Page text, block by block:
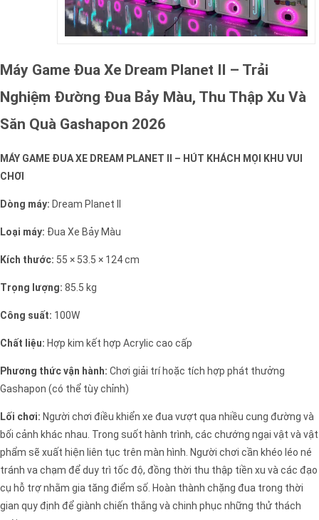
Máy Game Đua Xe Dream Planet II – Trải
Nghiệm Đường Đua Bảy Màu, Thu Thập Xu Và
Săn Quà Gashapon 2026
MÁY GAME ĐUA XE DREAM PLANET II – HÚT KHÁCH MỌI KHU VUI
CHƠI
Dòng máy: Dream Planet II
Loại máy: Đua Xe Bảy Màu
Kích thước: 55 × 53.5 × 124 cm
Trọng lượng: 85.5 kg
Công suất: 100W
Chất liệu: Hợp kim kết hợp Acrylic cao cấp
Phương thức vận hành: Chơi giải trí hoặc tích hợp phát thưởng
Gashapon (có thể tùy chỉnh)
Lối chơi: Người chơi điều khiển xe đua vượt qua nhiều cung đường và
bối cảnh khác nhau. Trong suốt hành trình, các chướng ngại vật và vật
phẩm sẽ xuất hiện liên tục trên màn hình. Người chơi cần khéo léo né
tránh va chạm để duy trì tốc độ, đồng thời thu thập tiền xu và các đạo
cụ hỗ trợ nhằm gia tăng điểm số. Hoàn thành chặng đua trong thời
gian quy định để giành chiến thắng và chinh phục những thử thách